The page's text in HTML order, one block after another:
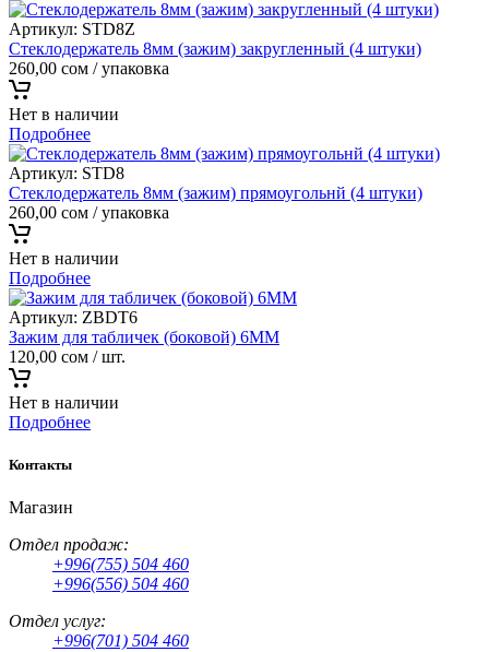
Артикул: STD8Z
Стеклодержатель 8мм (зажим) закругленный (4 штуки)
260,00 сом / упаковка
Нет в наличии
Подробнее
Артикул: STD8
Стеклодержатель 8мм (зажим) прямоугольнй (4 штуки)
260,00 сом / упаковка
Нет в наличии
Подробнее
Артикул: ZBDT6
Зажим для табличек (боковой) 6MM
120,00 сом / шт.
Нет в наличии
Подробнее
Контакты
Магазин
Отдел продаж:
+996(755) 504 460
+996(556) 504 460
Отдел услуг:
+996(701) 504 460